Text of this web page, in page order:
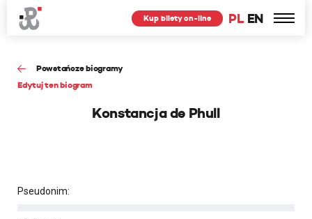
PL EN
Kup bilety on-line
Powstańcze biogramy
Edytuj ten biogram
Konstancja de Phull
Pseudonim: